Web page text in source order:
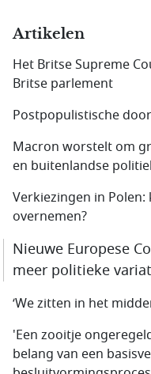
Artikelen
Het Britse Supreme
Britse parlement
Postpopulistische
Macron worstelt om
en buitenlandse
Verkiezingen in
overnemen?
Nieuwe Europese
meer politieke
‘We zitten in het
'Een zooitje
belang van een